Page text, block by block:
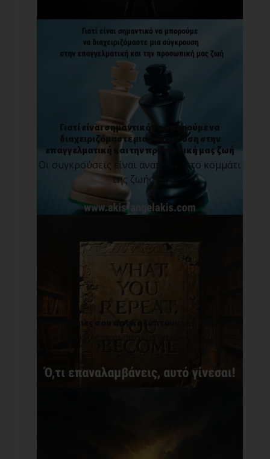
Γιατί είναι σημαντικό να μπορούμε να
διαχειριζόμαστε μια σύγκρουση στην
επαγγελματική και την προσωπική μας ζωή
Οι συγκρούσεις είναι αναπόφευκτο κομμάτι
της ζωής [...]
Οι συνήθειες σου αποκαλύπτουν το μέλλον σου.
Οι συνήθειες σου αποκαλύπτουν το μέλλον